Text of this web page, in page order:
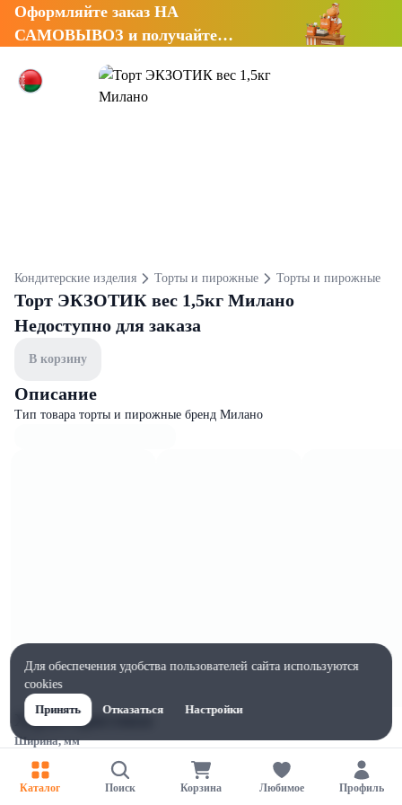
Оформляйте заказ НА
САМОВЫВОЗ и получайте
Кондитерские изделия Торты и пирожные Торты и пирожные
Торт ЭКЗОТИК вес 1,5кг Милано
Недоступно для заказа
В корзину
Описание
Тип товара торты и пирожные бренд Милано
Характеристики
Ширина, мм
100
Высота, мм
Каталог Поиск Корзина Любимое Профиль
Для обеспечения удобства пользователей сайта используются
cookies
Принять
Отказаться Настройки